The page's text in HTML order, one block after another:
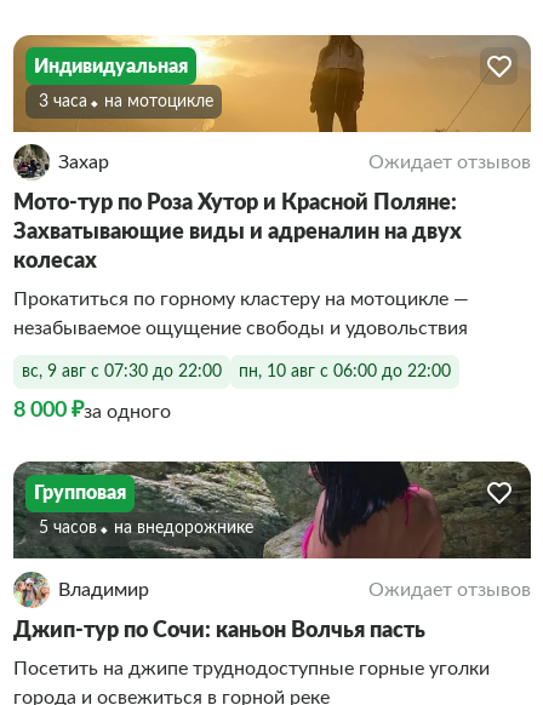
Индивидуальная
3 часа На мотоцикле
Захар Ожидает отзывов
Мото-тур по Роза Хутор и Красной Поляне:
Захватывающие виды и адреналин на двух
колесах
Прокатиться по горному кластеру на мотоцикле —
незабываемое ощущение свободы и удовольствия
вс, 9 авг с 07:30 до 22:00 пн, 10 авг с 06:00 до 22:00
8 000 ₽за одного
Групповая
5 часов На внедорожнике
Владимир Ожидает отзывов
Джип-тур по Сочи: каньон Волчья пасть
Посетить на джипе труднодоступные горные уголки
города и освежиться в горной реке